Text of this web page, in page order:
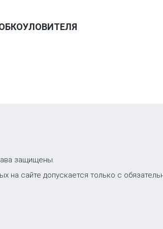
защищены.
сайте допускается только с